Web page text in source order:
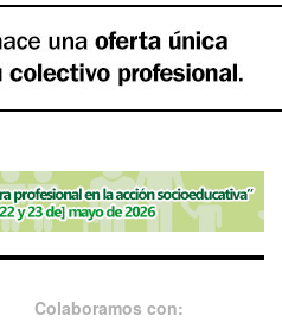
Colaboramos con: